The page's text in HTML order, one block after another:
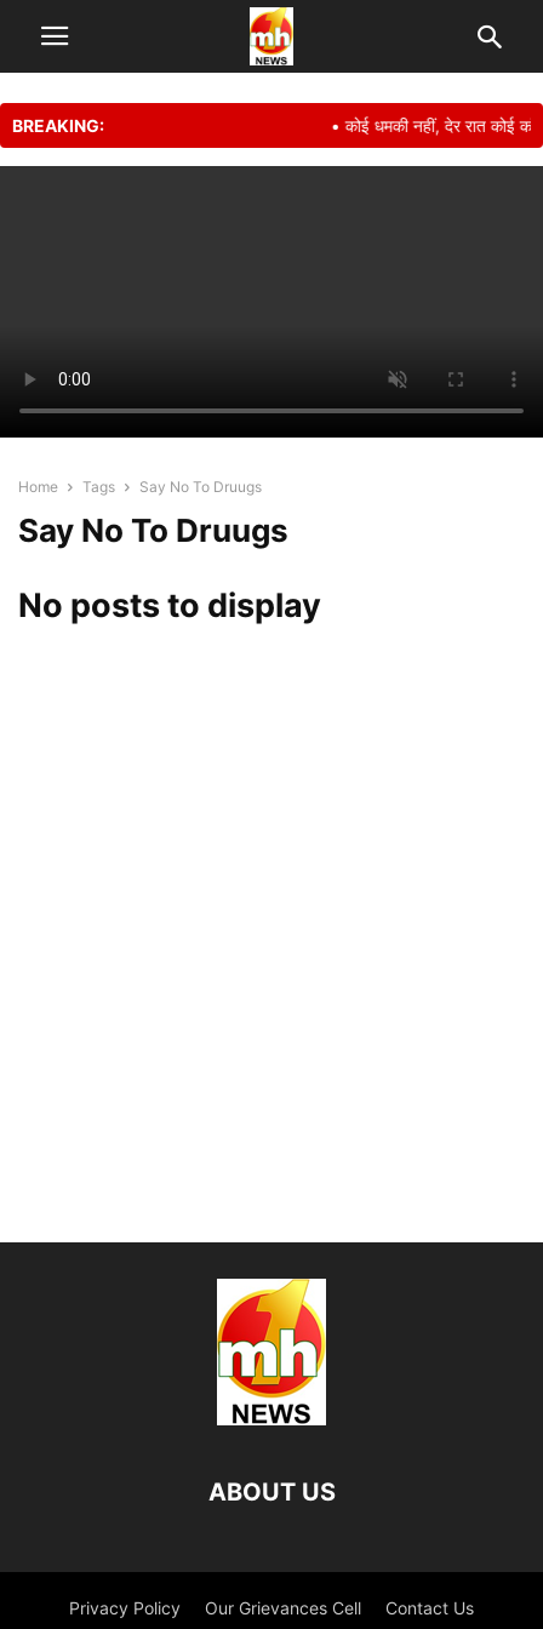
BREAKING: • कोई धमकी नहीं, देर रात कोई
Home Tags Say No To Druugs
Say No To Druugs
No posts to display
ABOUT US
Privacy Policy Our Grievances Cell Contact Us